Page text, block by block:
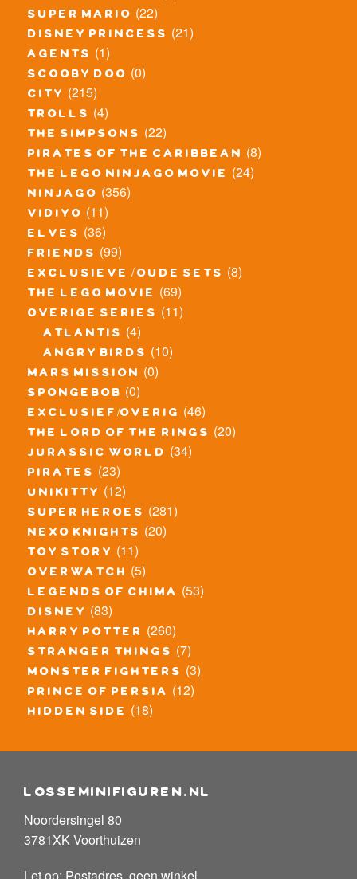
super mario (22)
disney princess (21)
agents (1)
scooby doo (0)
city (215)
trolls (4)
the simpsons (22)
pirates of the caribbean (8)
the lego ninjago movie (24)
ninjago (356)
vidiyo (11)
elves (36)
friends (99)
exclusieve / oude sets (8)
the lego movie (69)
overige series (11)
atlantis (4)
angry birds (10)
mars mission (0)
spongebob (0)
exclusief/overig (46)
the lord of the rings (20)
jurassic world (34)
pirates (23)
unikitty (12)
super heroes (281)
nexo knights (20)
toy story (11)
overwatch (5)
legends of chima (53)
disney (83)
harry potter (260)
stranger things (7)
monster fighters (3)
prince of persia (12)
hidden side (18)
losseminifiguren.nl
Noordersingel 80
3781XK Voorthuizen